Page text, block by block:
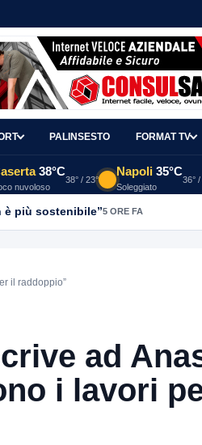
PALINSESTO FORMAT TV
38°C
nuvoloso
38° / 23°
Napoli 35°C
Soleggiato
36° /
è più sostenibile”5 ORE FA
il raddoppio”
ad
i lavori